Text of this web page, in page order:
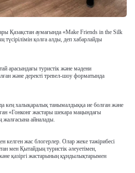
Қазақстан аумағында «Make Friends in the Silk
қолға алды, деп хабарлайды
арасындағы туристік және мәдени
және деректі тревел-шоу форматында
кең халықаралық танымалдыққа ие болған және
«Гонконг жастары шекара маңындағы
жалғасына айналады.
келген жас блогерлер. Олар жеке тәжірибесі
мен Қытайдың туристік әлеуетімен,
қазіргі жастарының құндылықтарымен